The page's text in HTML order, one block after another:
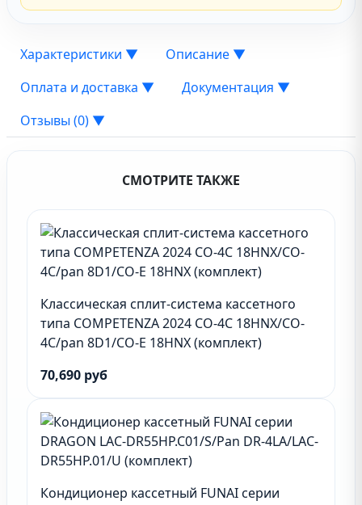
Характеристики ▼ Описание ▼
Оплата и доставка ▼ Документация ▼
Отзывы (0) ▼
СМОТРИТЕ ТАКЖЕ
Классическая сплит-система кассетного
типа COMPETENZA 2024 CO-4C 18HNX/CO-
4C/pan 8D1/CO-E 18HNX (комплект)
70,690 руб
Кондиционер кассетный FUNAI серии